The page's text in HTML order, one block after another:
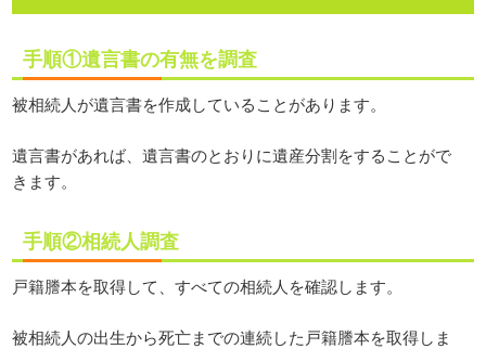
手順①遺言書の有無を調査
被相続人が遺言書を作成していることがあります。
遺言書があれば、遺言書のとおりに遺産分割をすることがで
きます。
手順②相続人調査
戸籍謄本を取得して、すべての相続人を確認します。
被相続人の出生から死亡までの連続した戸籍謄本を取得しま